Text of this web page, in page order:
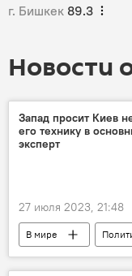
г. Бишкек 89.3
Новости
Запад просит Киев
его технику в
эксперт
27 июля 2023, 21:48
В мире
Запад
Россия